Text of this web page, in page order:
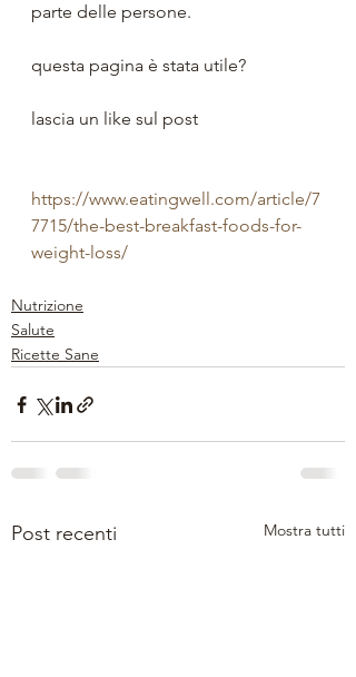
parte delle persone.
questa pagina è stata utile?
lascia un like sul post
https://www.eatingwell.com/article/7
7715/the-best-breakfast-foods-for-
weight-loss/
Nutrizione
Salute
Ricette Sane
Post recenti Mostra tutti